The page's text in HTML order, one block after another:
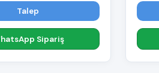
Talep
Sipariş